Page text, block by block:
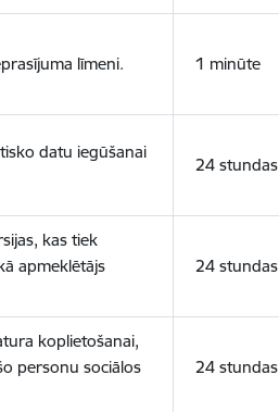
līmeni. 1 minūte
datu iegūšanai
24 stundas
kas tiek
apmeklētājs
24 stundas
koplietošanai,
personu sociālos
24 stundas